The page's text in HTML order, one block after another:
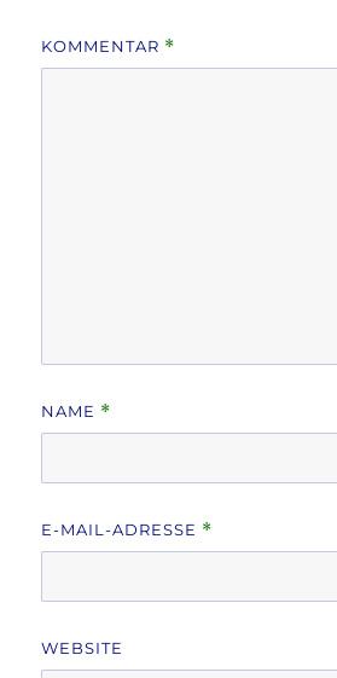
KOMMENTAR *
NAME *
E-MAIL-ADRESSE *
WEBSITE